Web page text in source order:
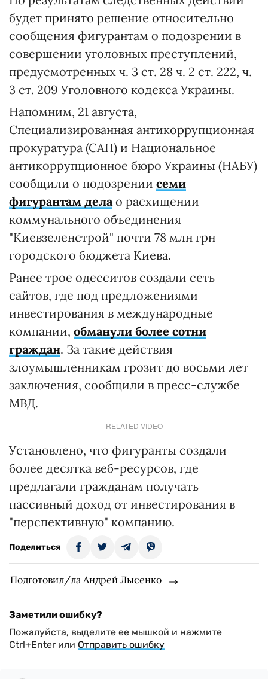
будет принято решение относительно
сообщения фигурантам о подозрении в
совершении уголовных преступлений,
предусмотренных ч. 3 ст. 28 ч. 2 ст. 222, ч.
3 ст. 209 Уголовного кодекса Украины.
Напомним, 21 августа,
Специализированная антикоррупционная
прокуратура (САП) и Национальное
антикоррупционное бюро Украины (НАБУ)
сообщили о подозрении семи
фигурантам дела о расхищении
коммунального объединения
"Киевзеленстрой" почти 78 млн грн
городского бюджета Киева.
Ранее трое одесситов создали сеть
сайтов, где под предложениями
инвестирования в международные
компании, обманули более сотни
граждан. За такие действия
злоумышленникам грозит до восьми лет
заключения, сообщили в пресс-службе
МВД.
RELATED VIDEO
Установлено, что фигуранты создали
более десятка веб-ресурсов, где
предлагали гражданам получать
пассивный доход от инвестирования в
"перспективную" компанию.
Поделиться
Подготовил/ла Андрей Лысенко
Заметили ошибку?
Пожалуйста, выделите ее мышкой и нажмите
Ctrl+Enter или Отправить ошибку